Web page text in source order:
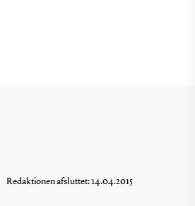
Redaktionen afsluttet: 14.04.2015